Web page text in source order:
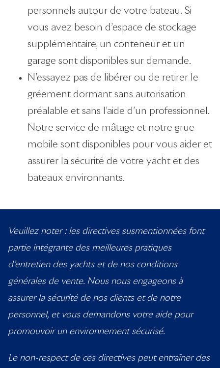
personnels autour de votre bateau. Si
vous avez besoin d’espace de stockage
supplémentaire, un conteneur et un
garage sont disponibles sur demande.
N’essayez pas de libérer ou de retirer le
gréement dormant sans autorisation
préalable et sans l’aide d’un professionnel.
Notre service de mâtage et notre grue
mobile sont disponibles pour vous aider et
assurer la sécurité de votre yacht et des
bateaux environnants.
Veuillez noter : les directives susmentionnées font
partie intégrante des meilleures pratiques
d’entretien des yachts et de nos conditions
générales de vente. Nous nous engageons à
assurer la sécurité de nos clients et de notre
personnel, et vous demandons votre aide pour
promouvoir un environnement sécurisé.
Le non-respect de ces directives peut entraîner des